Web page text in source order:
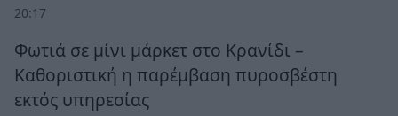
20:17
Φωτιά σε μίνι μάρκετ στο Κρανίδι –
Καθοριστική η παρέμβαση πυροσβέστη
εκτός υπηρεσίας